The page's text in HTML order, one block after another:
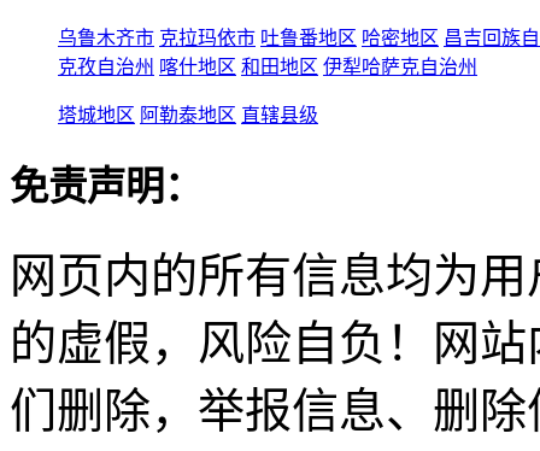
乌鲁木齐市 克拉玛依市 吐鲁番地区 哈密地区 昌吉回族
克孜自治州 喀什地区 和田地区 伊犁哈萨克自治州
塔城地区 阿勒泰地区 直辖县级
免责声明：
网页内的所有信息均为
的虚假，风险自负！网
们删除，举报信息、删